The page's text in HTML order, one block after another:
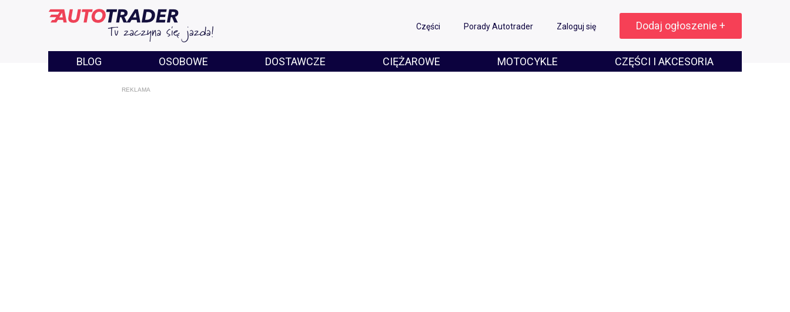
Części Porady Autotrader Zaloguj się Dodaj ogłoszenie +
BLOG OSOBOWE DOSTAWCZE CIĘŻAROWE MOTOCYKLE CZĘŚCI I AKCESORIA
REKLAMA